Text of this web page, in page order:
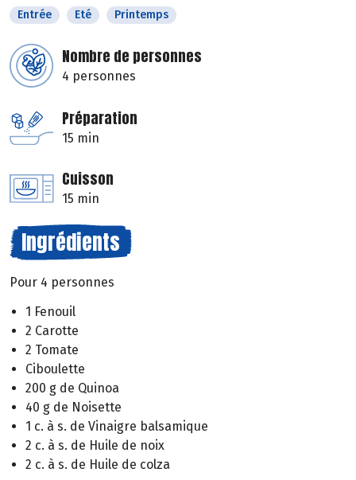
Entrée Eté Printemps
Nombre de personnes
4 personnes
Préparation
15 min
Cuisson
15 min
Ingrédients
Pour 4 personnes
1 Fenouil
2 Carotte
2 Tomate
Ciboulette
200 g de Quinoa
40 g de Noisette
1 c. à s. de Vinaigre balsamique
2 c. à s. de Huile de noix
2 c. à s. de Huile de colza